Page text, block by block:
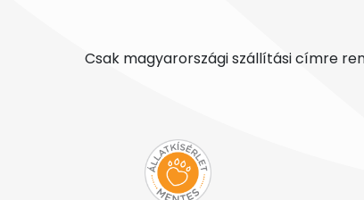
Csak magyarországi szállítási címre